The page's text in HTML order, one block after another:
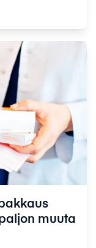
muuta